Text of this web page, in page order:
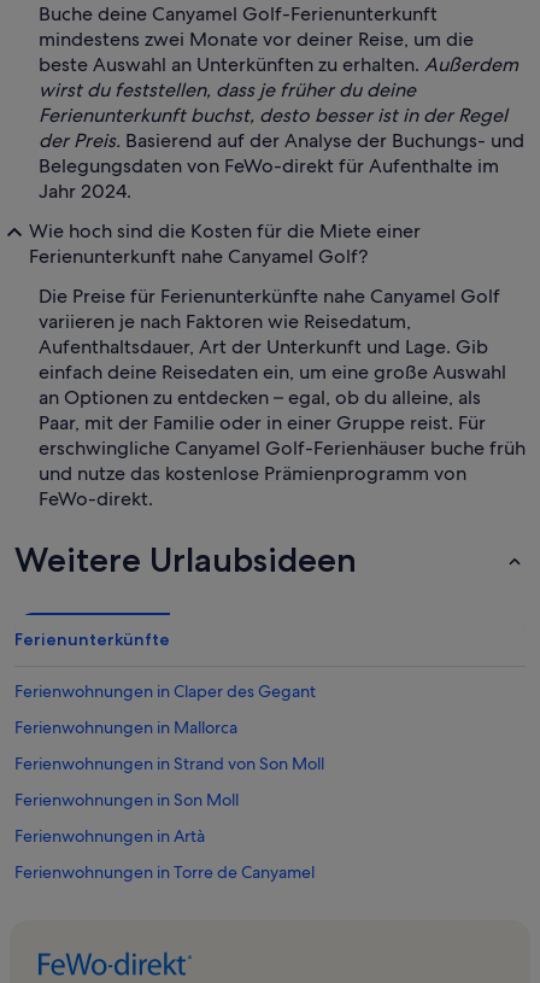
Buche deine Canyamel Golf-Ferienunterkunft
mindestens zwei Monate vor deiner Reise, um die
beste Auswahl an Unterkünften zu erhalten. Außerdem
wirst du feststellen, dass je früher du deine
Ferienunterkunft buchst, desto besser ist in der Regel
der Preis. Basierend auf der Analyse der Buchungs- und
Belegungsdaten von FeWo-direkt für Aufenthalte im
Jahr 2024.
Wie hoch sind die Kosten für die Miete einer
Ferienunterkunft nahe Canyamel Golf?
Die Preise für Ferienunterkünfte nahe Canyamel Golf
variieren je nach Faktoren wie Reisedatum,
Aufenthaltsdauer, Art der Unterkunft und Lage. Gib
einfach deine Reisedaten ein, um eine große Auswahl
an Optionen zu entdecken – egal, ob du alleine, als
Paar, mit der Familie oder in einer Gruppe reist. Für
erschwingliche Canyamel Golf-Ferienhäuser buche früh
und nutze das kostenlose Prämienprogramm von
FeWo-direkt.
Weitere Urlaubsideen
Ferienunterkünfte
Ferienwohnungen in Claper des Gegant
Ferienwohnungen in Mallorca
Ferienwohnungen in Strand von Son Moll
Ferienwohnungen in Son Moll
Ferienwohnungen in Artà
Ferienwohnungen in Torre de Canyamel